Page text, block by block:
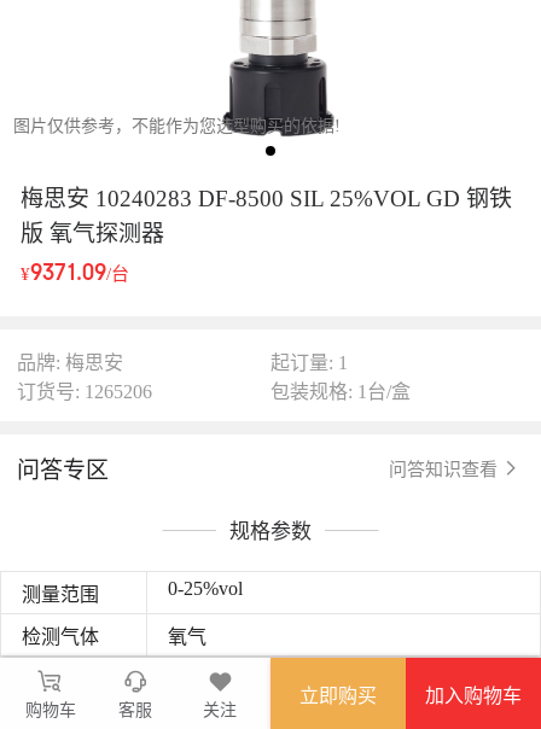
图片仅供参考，不能作为您选型购买的依据!
梅思安 10240283 DF-8500 SIL 25%VOL GD 钢铁
版 氧气探测器
¥9371.09/台
品牌: 梅思安
起订量: 1
订货号: 1265206
包装规格: 1台/盒
问答专区 问答知识查看
规格参数
测量范围 0-25%vol
检测气体 氧气
图文详情
购物车 客服 关注
立即购买 加入购物车